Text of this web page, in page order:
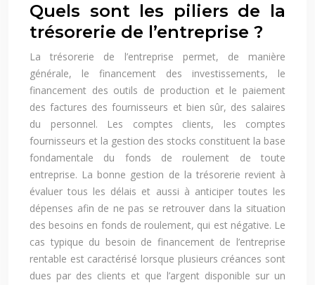
Quels sont les piliers de la
trésorerie de l’entreprise ?
La trésorerie de l’entreprise permet, de manière
générale, le financement des investissements, le
financement des outils de production et le paiement
des factures des fournisseurs et bien sûr, des salaires
du personnel. Les comptes clients, les comptes
fournisseurs et la gestion des stocks constituent la base
fondamentale du fonds de roulement de toute
entreprise. La bonne gestion de la trésorerie revient à
évaluer tous les délais et aussi à anticiper toutes les
dépenses afin de ne pas se retrouver dans la situation
des besoins en fonds de roulement, qui est négative. Le
cas typique du besoin de financement de l’entreprise
rentable est caractérisé lorsque plusieurs créances sont
dues par des clients et que l’argent disponible sur un